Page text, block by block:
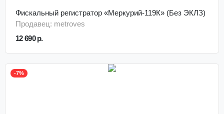
Фискальный регистратор «Меркурий-119К» (Без ЭКЛЗ)
Продавец: metroves
12 690 р.
-7%